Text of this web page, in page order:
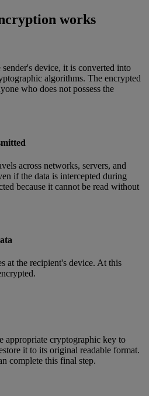
works
device, it is converted into
algorithms. The encrypted
who does not possess the
across networks, servers, and
if the data is intercepted during
because it cannot be read without
at the recipient's device. At this
appropriate cryptographic key to
it to its original readable format.
complete this final step.